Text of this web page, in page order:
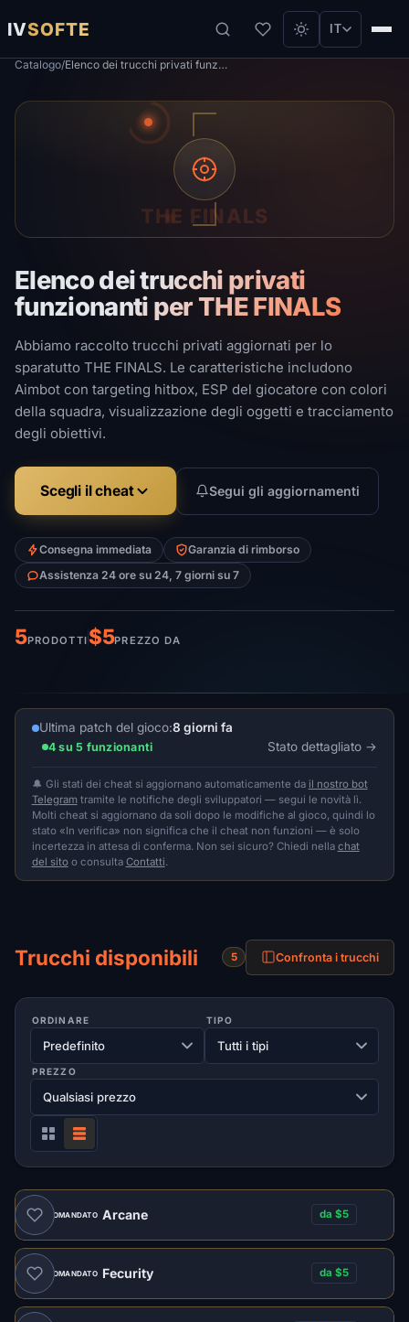
IVSOFTE IT
Catalogo/ Elenco dei trucchi privati ​​funzionanti per THE FINALS
Elenco dei trucchi privati ​​
funzionanti per THE FINALS
Abbiamo raccolto trucchi privati ​​aggiornati per lo
sparatutto THE FINALS. Le caratteristiche includono
Aimbot con targeting hitbox, ESP del giocatore con colori
della squadra, visualizzazione degli oggetti e tracciamento
degli obiettivi.
Scegli il cheat Segui gli aggiornamenti
Consegna immediata
Garanzia di rimborso
Assistenza 24 ore su 24, 7 giorni su 7
5PRODOTTI$5PREZZO DA
THE FINALS
Ultima patch del gioco:8 giorni fa
4 su 5 funzionanti Stato dettagliato
🔔 Gli stati dei cheat si aggiornano automaticamente da il nostro bot
Telegram tramite le notifiche degli sviluppatori — segui le novità lì.
Molti cheat si aggiornano da soli dopo le modifiche al gioco, quindi lo
stato «In verifica» non significa che il cheat non funzioni — è solo
incertezza in attesa di conferma. Non sei sicuro? Chiedi nella chat
del sitoo consulta Contatti.
Trucchi disponibili 5 Confronta i trucchi
ORDINARE TIPO
PREZZO
RACCOMANDATO Arcane da $5
RACCOMANDATO Fecurity da $5